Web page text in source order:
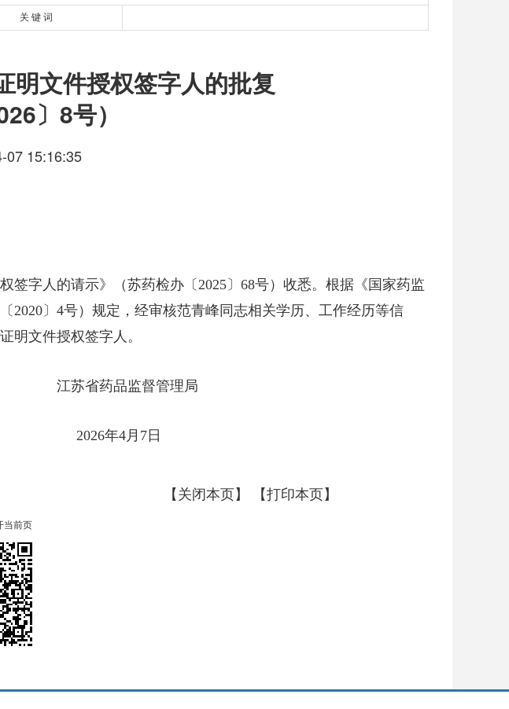
关 键 词
明文件授权签字人的批复
〕8号）
07 15:16:35
字人的请示》（苏药检办〔2025〕68号）收悉。根据《国家药监
2020〕4号）规定，经审核范青峰同志相关学历、工作经历等信
明文件授权签字人。
管理局
7日
【关闭本页】
【打印本页】
当前页